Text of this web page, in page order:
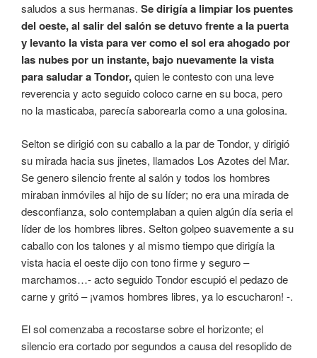
saludos a sus hermanas. Se dirigía a limpiar los puentes
del oeste, al salir del salón se detuvo frente a la puerta
y levanto la vista para ver como el sol era ahogado por
las nubes por un instante, bajo nuevamente la vista
para saludar a Tondor,quien le contesto con una leve
reverencia y acto seguido coloco carne en su boca, pero
no la masticaba, parecía saborearla como a una golosina.
Selton se dirigió con su caballo a la par de Tondor, y dirigió
su mirada hacia sus jinetes, llamados Los Azotes del Mar.
Se genero silencio frente al salón y todos los hombres
miraban inmóviles al hijo de su líder; no era una mirada de
desconfianza, solo contemplaban a quien algún día seria el
líder de los hombres libres. Selton golpeo suavemente a su
caballo con los talones y al mismo tiempo que dirigía la
vista hacia el oeste dijo con tono firme y seguro –
marchamos…- acto seguido Tondor escupió el pedazo de
carne y gritó – ¡vamos hombres libres, ya lo escucharon! -.
El sol comenzaba a recostarse sobre el horizonte; el
silencio era cortado por segundos a causa del resoplido de